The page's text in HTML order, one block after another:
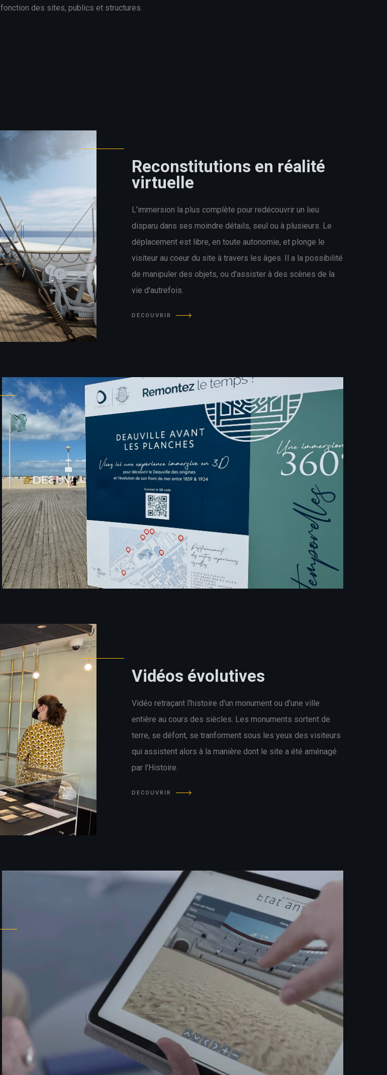
fonction des sites, publics et structures.
Reconstitutions en réalité
virtuelle
L'immersion la plus complète pour redécouvrir un lieu
disparu dans ses moindre détails, seul ou à plusieurs. Le
déplacement est libre, en toute autonomie, et plonge le
visiteur au coeur du site à travers les âges. Il a la possibilité
de manipuler des objets, ou d'assister à des scènes de la
vie d'autrefois.
DECOUVRIR
Vidéos évolutives
Vidéo retraçant l'histoire d'un monument ou d'une ville
entière au cours des siècles. Les monuments sortent de
terre, se défont, se tranforment sous les yeux des visiteurs
qui assistent alors à la manière dont le site a été aménagé
par l'Histoire.
DECOUVRIR